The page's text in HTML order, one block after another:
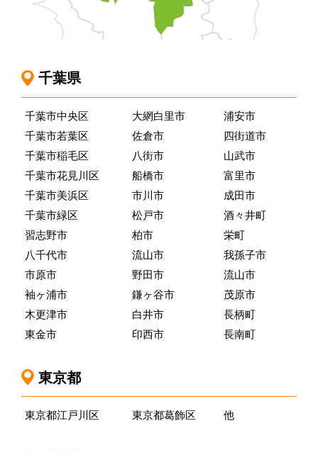
千葉県
千葉市中央区
千葉市若葉区
千葉市稲毛区
千葉市花見川区
千葉市美浜区
千葉市緑区
習志野市
八千代市
市原市
袖ヶ浦市
木更津市
東金市
大網白里市
佐倉市
八街市
船橋市
市川市
松戸市
柏市
流山市
野田市
鎌ヶ谷市
白井市
印西市
浦安市
四街道市
山武市
富里市
成田市
酒々井町
栄町
我孫子市
流山市
茂原市
長柄町
長南町
東京都
東京都江戸川区 東京都葛飾区 他